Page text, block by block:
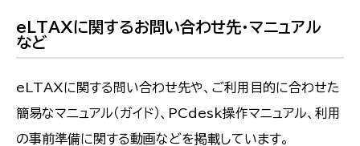
eLTAXに関するお問い合わせ先・マニュアル
など
eLTAXに関する問い合わせ先や、ご利用目的に合わせた
簡易なマニュアル（ガイド）、PCdesk操作マニュアル、利用
の事前準備に関する動画などを掲載しています。